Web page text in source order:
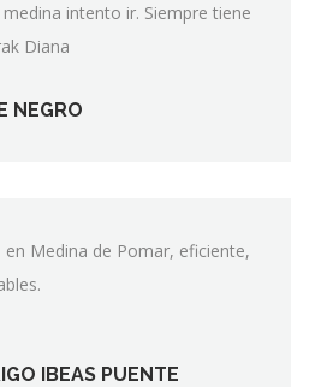
NEGRO
intento ir. Siempre tiene
Diana
IBEAS PUENTE
Medina de Pomar, eficiente,